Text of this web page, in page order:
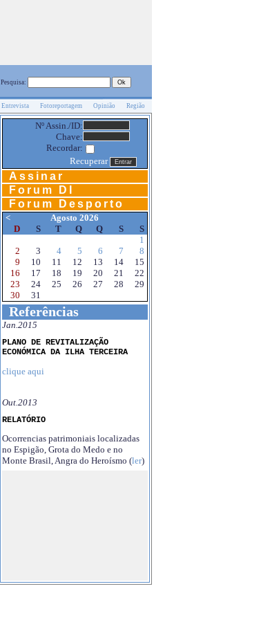
Pesquisa:
Entrevista Fotoreportagem Opinião Região
Nº Assin./ID:
Chave:
Recordar:
Recuperar
Assinar
Forum DI
Forum Desporto
<
Agosto 2026
D
S T Q Q S
S
1
2
3 4 5 6 7
8
9
10 11 12 13 14
15
16
17 18 19 20 21
22
23
24 25 26 27 28
29
30
31
Referências
Jan.2015
PLANO DE REVITALIZAÇÃO
ECONÓMICA DA ILHA TERCEIRA
clique aqui
Out.2013
RELATÓRIO
Ocorrencias patrimoniais localizadas
no Espigão, Grota do Medo e no
Monte Brasil, Angra do Heroísmo (ler)